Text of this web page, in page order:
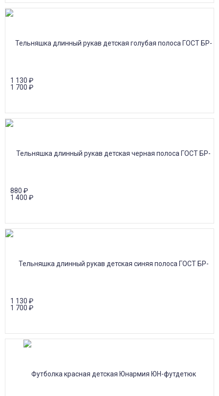
1 130 ₽
1 700 ₽
880 ₽
1 400 ₽
1 130 ₽
1 700 ₽